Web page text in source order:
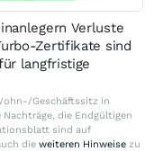
Verluste
Zertifikate sind
langfristige
Geschäftssitz in
die Endgültigen
sind auf
die weiteren Hinweise zu